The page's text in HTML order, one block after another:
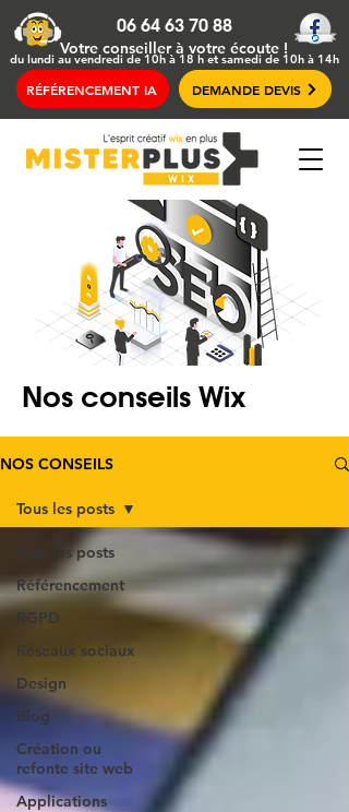
06 64 63 70 88
Votre conseillerà votre écoute !
du lundi au vendredi de 10h à 18 h et samedi de 10h à 14h
RÉFÉRENCEMENT IA DEMANDE DEVIS
Nos conseils Wix
NOS CONSEILS
Tous les posts
Référencement
RGPD
Réseaux sociaux
Design
Blog
Création ou
refonte site web
Applications
Tous les posts